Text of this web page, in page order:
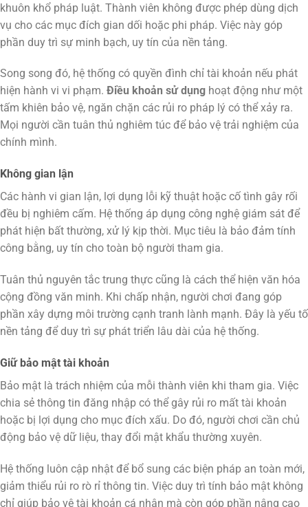
khuôn khổ pháp luật. Thành viên không được phép dùng dịch
vụ cho các mục đích gian dối hoặc phi pháp. Việc này góp
phần duy trì sự minh bạch, uy tín của nền tảng.
Song song đó, hệ thống có quyền đình chỉ tài khoản nếu phát
hiện hành vi vi phạm. Điều khoản sử dụng hoạt động như một
tấm khiên bảo vệ, ngăn chặn các rủi ro pháp lý có thể xảy ra.
Mọi người cần tuân thủ nghiêm túc để bảo vệ trải nghiệm của
chính mình.
Không gian lận
Các hành vi gian lận, lợi dụng lỗi kỹ thuật hoặc cố tình gây rối
đều bị nghiêm cấm. Hệ thống áp dụng công nghệ giám sát để
phát hiện bất thường, xử lý kịp thời. Mục tiêu là bảo đảm tính
công bằng, uy tín cho toàn bộ người tham gia.
Tuân thủ nguyên tắc trung thực cũng là cách thể hiện văn hóa
cộng đồng văn minh. Khi chấp nhận, người chơi đang góp
phần xây dựng môi trường cạnh tranh lành mạnh. Đây là yếu tố
nền tảng để duy trì sự phát triển lâu dài của hệ thống.
Giữ bảo mật tài khoản
Bảo mật là trách nhiệm của mỗi thành viên khi tham gia. Việc
chia sẻ thông tin đăng nhập có thể gây rủi ro mất tài khoản
hoặc bị lợi dụng cho mục đích xấu. Do đó, người chơi cần chủ
động bảo vệ dữ liệu, thay đổi mật khẩu thường xuyên.
Hệ thống luôn cập nhật để bổ sung các biện pháp an toàn mới,
giảm thiểu rủi ro rò rỉ thông tin. Việc duy trì tính bảo mật không
chỉ giúp bảo vệ tài khoản cá nhân mà còn góp phần nâng cao